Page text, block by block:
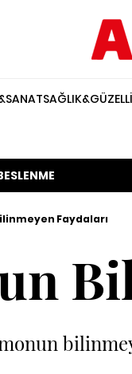
Faydaları